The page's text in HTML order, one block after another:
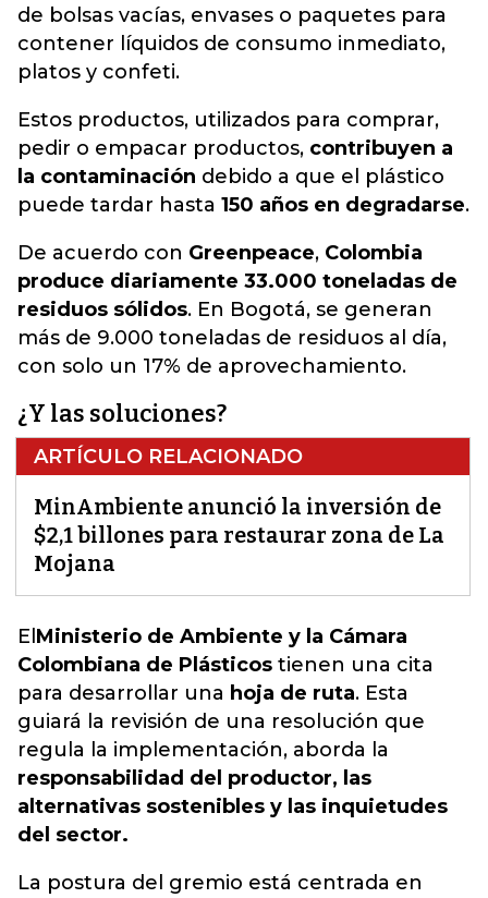
de bolsas vacías, envases o paquetes para
contener líquidos de consumo inmediato,
platos y confeti.
Estos productos, utilizados para comprar,
pedir o empacar productos, contribuyen a
la contaminación debido a que el plástico
puede tardar hasta 150 años en degradarse.
De acuerdo con Greenpeace, Colombia
produce diariamente 33.000 toneladas de
residuos sólidos. En Bogotá, se generan
más de 9.000 toneladas de residuos al día,
con solo un 17% de aprovechamiento.
¿Y las soluciones?
ARTÍCULO RELACIONADO
MinAmbiente anunció la inversión de
$2,1 billones para restaurar zona de La
Mojana
El Ministerio de Ambiente y la Cámara
Colombiana de Plásticos tienen una cita
para desarrollar una hoja de ruta. Esta
guiará la revisión de una resolución que
regula la implementación, aborda la
responsabilidad del productor, las
alternativas sostenibles y las inquietudes
del sector.
La postura del gremio está centrada en